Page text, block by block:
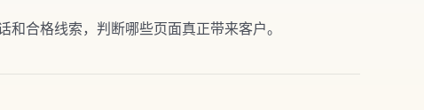
合格线索，判断哪些页面真正带来客户。